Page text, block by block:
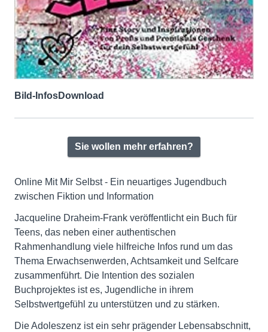
Bild-InfosDownload
Sie wollen mehr erfahren?
Online Mit Mir Selbst - Ein neuartiges Jugendbuch
zwischen Fiktion und Information
Jacqueline Draheim-Frank veröffentlicht ein Buch für
Teens, das neben einer authentischen
Rahmenhandlung viele hilfreiche Infos rund um das
Thema Erwachsenwerden, Achtsamkeit und Selfcare
zusammenführt. Die Intention des sozialen
Buchprojektes ist es, Jugendliche in ihrem
Selbstwertgefühl zu unterstützen und zu stärken.
Die Adoleszenz ist ein sehr prägender Lebensabschnitt,